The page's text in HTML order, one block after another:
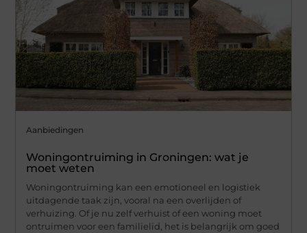
Aanbiedingen
Woningontruiming in Groningen: wat je
moet weten
Woningontruiming kan een emotioneel en logistiek
uitdagende taak zijn, vooral na een overlijden of
verhuizing. Of je nu zelf verhuist of een woning moet
ontruimen voor een familielid, het is belangrijk om goed